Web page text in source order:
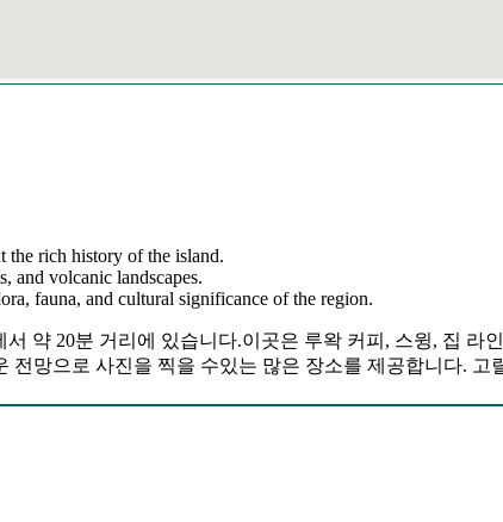
the rich history of the island.
and volcanic landscapes.
fauna, and cultural significance of the region.
약 20분 거리에 있습니다.이곳은 루왁 커피, 스윙, 집 라
망으로 사진을 찍을 수있는 많은 장소를 제공합니다. 고